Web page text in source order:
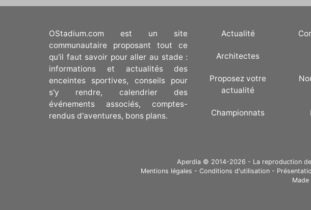
OStadium.com est un site
communautaire proposant tout ce
qu'il faut savoir pour aller au stade :
informations et actualités des
enceintes sportives, conseils pour
s'y rendre, calendrier des
événements associés, comptes-
rendus d'aventures, bons plans.
Actualité
Architectes
Proposez votre
actualité
Championnats
Aperdia © 2014-2026 - La reproduction
Mentions légales - Conditions d'utilisation -